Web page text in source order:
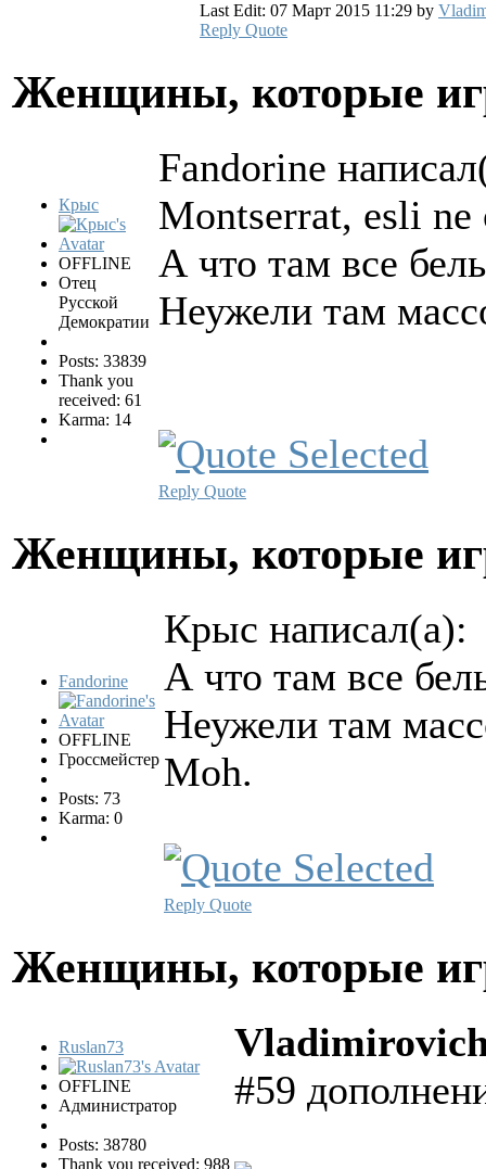
Last Edit: 07 Март 2015 11:29 by
Reply Quote
Женщины, которые
Крыс
OFFLINE
Отец
Русской
Демократии
Posts: 33839
Thank you
received: 61
Karma: 14
Fandorine
Montserrat, esli ne
А что там все
Неужели там
Reply Quote
Женщины, которые
Fandorine
OFFLINE
Гроссмейстер
Posts: 73
Karma: 0
Крыс написал(а):
А что там все
Неужели там
Moh.
Reply Quote
Женщины, которые
Ruslan73
OFFLINE
Администратор
Posts: 38780
Thank you received: 988
#59